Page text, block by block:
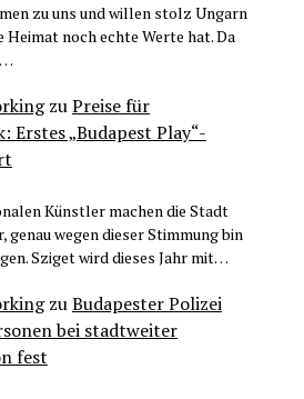
zu uns und willen stolz Ungarn
Heimat noch echte Werte hat. Da
zuPreise für
Erstes „Budapest Play“-
Künstler machen die Stadt
genau wegen dieser Stimmung bin
Sziget wird dieses Jahr mit…
zuBudapester Polizei
bei stadtweiter
fest